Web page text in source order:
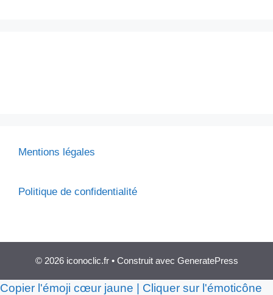
Mentions légales
Politique de confidentialité
© 2026 iconoclic.fr• Construit avec GeneratePress
Copier l'émoji cœur jaune | Cliquer sur l'émoticône